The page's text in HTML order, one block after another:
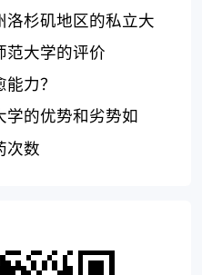
洛杉矶地区的私立大
机会
范大学的评价
力？
学的优势和劣势如
次数